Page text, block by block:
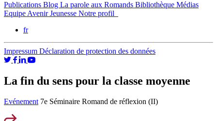
Publications Blog La parole aux Romands Bibliothèque Médias
Equipe Avenir Jeunesse Notre profil
fr
Impressum Déclaration de protection des données
La fin du sens pour la classe moyenne
Evénement 7e Séminaire Romand de réflexion (II)